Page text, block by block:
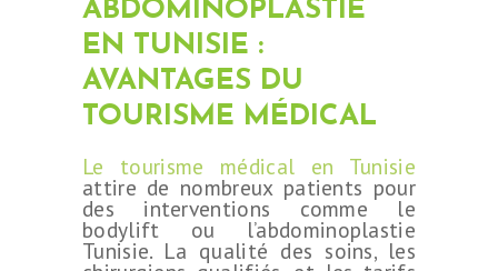
CHIRURGIE
ESTHÉTIQUE
INTERVENTIONS
MÉDECINS
TARIFS
A PROPOS
SÉJOUR
ABDOMINOPLASTIE
EN TUNISIE :
AVANTAGES DU
TOURISME MÉDICAL
Le tourisme médical en Tunisie
attire de nombreux patients pour
des interventions comme le
bodylift ou l’abdominoplastie
Tunisie. La qualité des soins, les